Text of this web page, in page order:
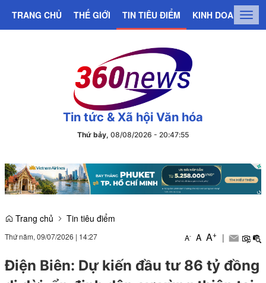
TRANG CHỦ THẾ GIỚI TIN TIÊU ĐIỂM KINH DOANH
Tin tức & Xã hội Văn hóa
Thứ bảy, 08/08/2026 - 20:47:55
Trang chủ Tin tiêu điểm
Thứ năm, 09/07/2026 | 14:27 A- A A+ |
Điện Biên: Dự kiến đầu tư 86 tỷ đồng